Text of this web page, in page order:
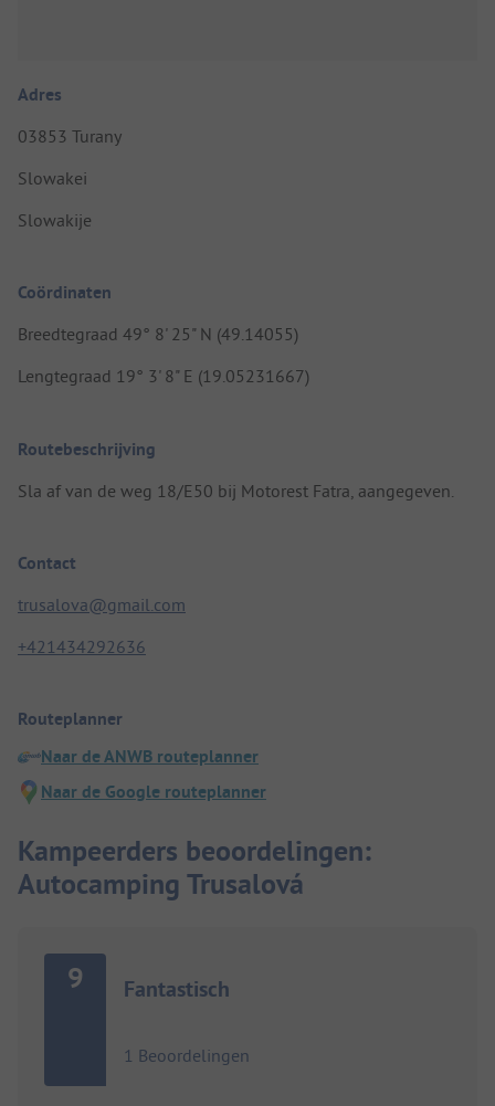
Adres
03853 Turany
Slowakei
Slowakije
Coördinaten
Breedtegraad 49° 8' 25" N (49.14055)
Lengtegraad 19° 3' 8" E (19.05231667)
Routebeschrijving
Sla af van de weg 18/E50 bij Motorest Fatra, aangegeven.
Contact
trusalova@gmail.com
+421434292636
Routeplanner
Naar de ANWB routeplanner
Naar de Google routeplanner
Kampeerders beoordelingen:
Autocamping Trusalová
9 Fantastisch
1 Beoordelingen